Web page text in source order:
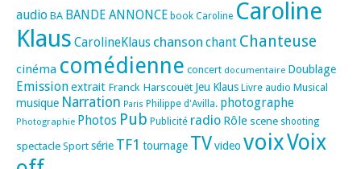
audio BA BANDE ANNONCE book Caroline Caroline
Klaus CarolineKlaus chanson chant Chanteuse
cinéma comédienne concert documentaire Doublage
Emissionextrait Franck Harscouët Jeu Klaus Livre audio Musical
musique Narration Paris Philippe d'Avilla. photographe
Photographie Photos Pub Publicité radio Rôle scene shooting
spectacle Sport série TF1 tournage TVvideo voixVoix